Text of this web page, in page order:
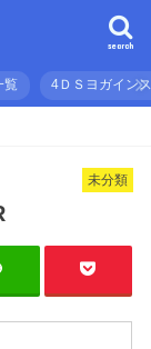
search
覧 4ＤＳヨガイン
未分類